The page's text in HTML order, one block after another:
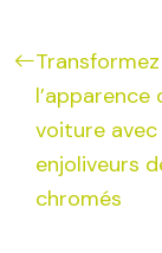
Transformez
voiture avec
enjoliveurs
chromés